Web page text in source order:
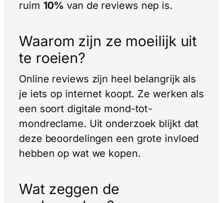
ruim 10% van de reviews nep is.
Waarom zijn ze moeilijk uit
te roeien?
Online reviews zijn heel belangrijk als
je iets op internet koopt. Ze werken als
een soort digitale mond-tot-
mondreclame. Uit onderzoek blijkt dat
deze beoordelingen een grote invloed
hebben op wat we kopen.
Wat zeggen de